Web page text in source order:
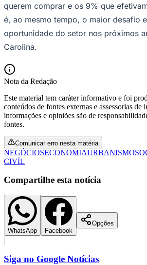
Fluminense
querem comprar e os 9% que
é, ao mesmo tempo, o maior desafio
oportunidade do setor nos próximos
Carolina.
Nota da Redação
Este material tem caráter informativo e foi
conteúdos de fontes externas e assessorias de
informações e opiniões são de
fontes.
Comunicar erro nesta matéria
NEGÓCIOSECONOMIAURBANISMO
CIVÍL
Compartilhe esta notícia
WhatsApp Facebook
Opções
Siga no Google Notícias